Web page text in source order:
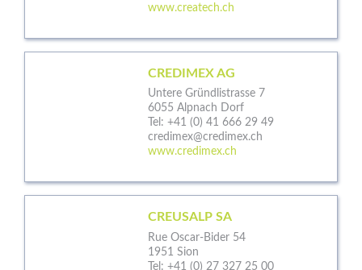
www.createch.ch
CREDIMEX AG
Untere Gründlistrasse 7
6055 Alpnach Dorf
Tel: +41 (0) 41 666 29 49
credimex@credimex.ch
www.credimex.ch
CREUSALP SA
Rue Oscar-Bider 54
1951 Sion
Tel: +41 (0) 27 327 25 00